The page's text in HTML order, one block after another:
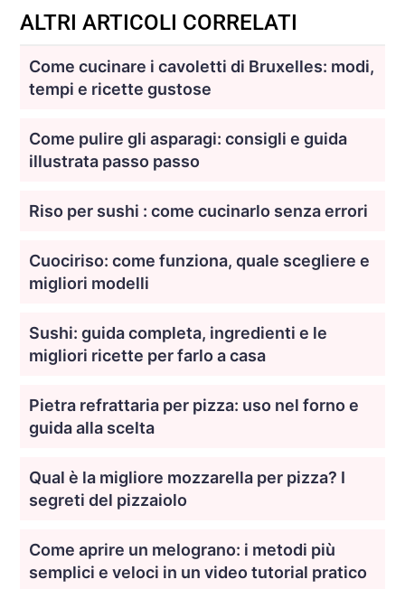
ALTRI ARTICOLI CORRELATI
Come cucinare i cavoletti di Bruxelles: modi,
tempi e ricette gustose
Come pulire gli asparagi: consigli e guida
illustrata passo passo
Riso per sushi : come cucinarlo senza errori
Cuociriso: come funziona, quale scegliere e
migliori modelli
Sushi: guida completa, ingredienti e le
migliori ricette per farlo a casa
Pietra refrattaria per pizza: uso nel forno e
guida alla scelta
Qual è la migliore mozzarella per pizza? I
segreti del pizzaiolo
Come aprire un melograno: i metodi più
semplici e veloci in un video tutorial pratico